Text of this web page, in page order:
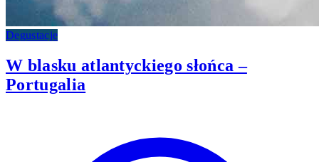
Degustacje
W blasku atlantyckiego słońca –
Portugalia